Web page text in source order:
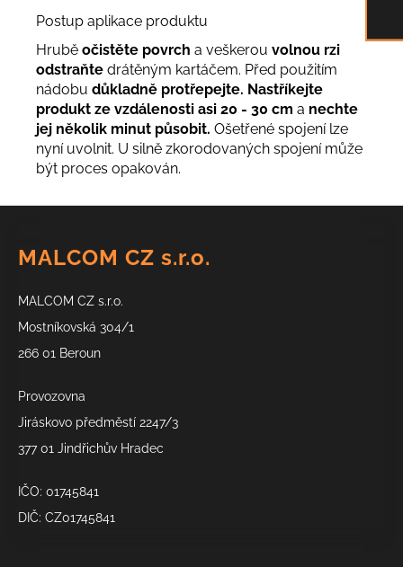
Postup aplikace produktu
Hrubě očistěte povrch a veškerou volnou rzi
odstraňte drátěným kartáčem. Před použitím
nádobu důkladně protřepejte. Nastříkejte
produkt ze vzdálenosti asi 20 - 30 cm a nechte
jej několik minut působit. Ošetřené spojení lze
nyní uvolnit. U silně zkorodovaných spojení může
být proces opakován.
MALCOM CZ s.r.o.
MALCOM CZ s.r.o.
Mostníkovská 304/1
266 01 Beroun
Provozovna
Jiráskovo předměstí 2247/3
377 01 Jindřichův Hradec
IČO: 01745841
DIČ: CZ01745841